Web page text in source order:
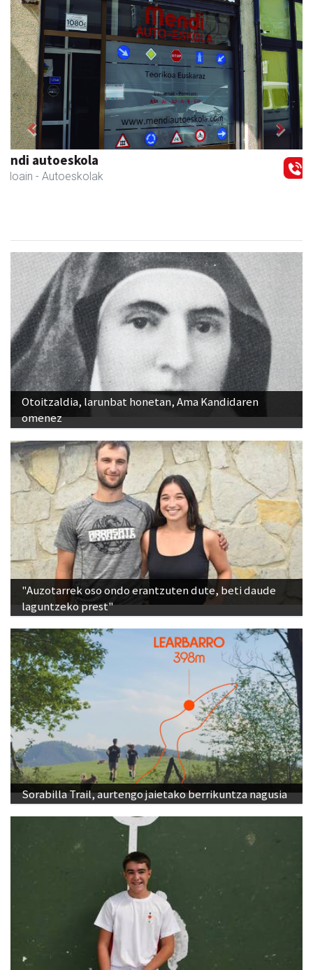
Aranburu aholkularitza
Andoain - Aholkularitza
Previous Next
Otoitzaldia, larunbat honetan, Ama Kandidaren
omenez
"Auzotarrek oso ondo erantzuten dute, beti daude
laguntzeko prest"
Sorabilla Trail, aurtengo jaietako berrikuntza nagusia